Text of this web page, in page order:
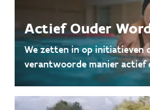
Actief Ouder
We zetten in op initiatieven
verantwoorde manier actief